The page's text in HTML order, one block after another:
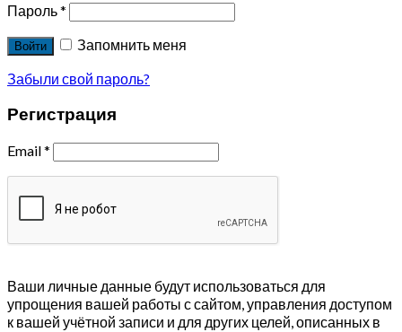
Пароль*
Войти
Запомнить меня
Забыли свой пароль?
Регистрация
Email*
Ваши личные данные будут использоваться для
упрощения вашей работы с сайтом, управления доступом
к вашей учётной записи и для других целей, описанных в